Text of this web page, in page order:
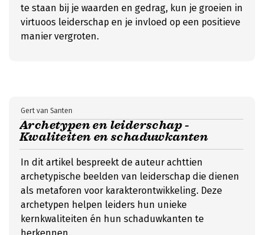
te staan bij je waarden en gedrag, kun je groeien in
virtuoos leiderschap en je invloed op een positieve
manier vergroten.
Archetypen en leiderschap -
Kwaliteiten en schaduwkanten
Gert van Santen
In dit artikel bespreekt de auteur achttien
archetypische beelden van leiderschap die dienen
als metaforen voor karakterontwikkeling. Deze
archetypen helpen leiders hun unieke
kernkwaliteiten én hun schaduwkanten te